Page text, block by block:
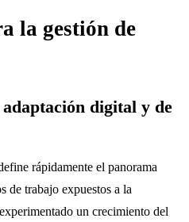
la gestión de
digital y de
rápidamente el panorama
de trabajo expuestos a la
un crecimiento del